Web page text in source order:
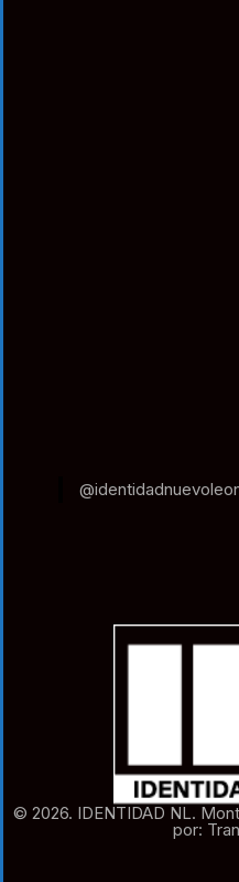
© 2026. IDENTIDAD NL.
por: